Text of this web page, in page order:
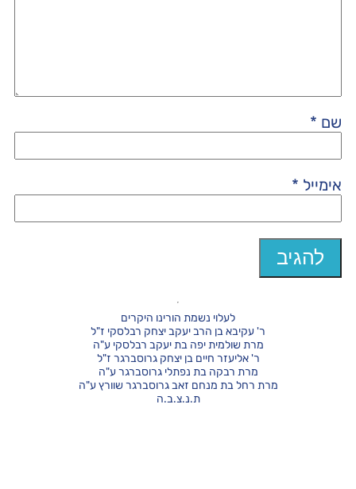
שם *
אימייל *
לעלוי נשמת הורינו היקרים
ר' עקיבא בן הרב יעקב יצחק רבלסקי ז"ל
מרת שולמית יפה בת יעקב רבלסקי ע"ה
ר' אליעזר חיים בן יצחק גרוסברגר ז"ל
מרת רבקה בת נפתלי גרוסברגר ע"ה
מרת רחל בת מנחם זאב גרוסברגר שוורץ ע"ה
ת.נ.צ.ב.ה